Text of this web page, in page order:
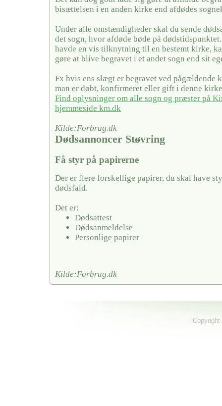
bisættelsen i en anden kirke end afdødes
Under alle omstændigheder skal du sende
det sogn, hvor afdøde bøde på
havde en vis tilknytning til en bestemt kirke,
gøre at blive begravet i et andet sogn end sit
Fx hvis ens slægt er begravet ved pågældende
man er døbt, konfirmeret eller gift i denne
Find oplysninger om alle sogn og præster på
hjemmeside km.dk
Kilde:Forbrug.dk
Dødsannoncer Støvring
Få styr på papirerne
Der er flere forskellige papirer, du skal have
dødsfald.
Det er:
Dødsattest
Dødsanmeldelse
Personlige papirer
Kilde:Forbrug.dk